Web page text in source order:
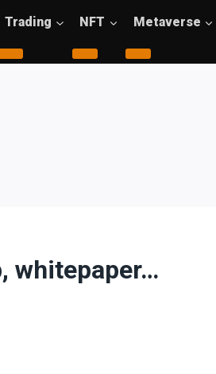
Trading NFT Metaverse
whitepaper…